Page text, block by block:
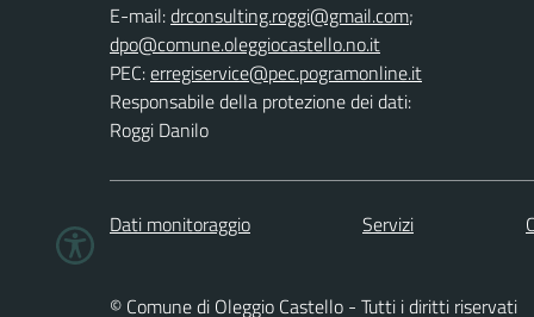
E-mail:
;
PEC:
Responsabile della protezione dei dati:
Roggi Danilo
Dati monitoraggio Servizi
© Comune di Oleggio Castello - Tutti i diritti riservati